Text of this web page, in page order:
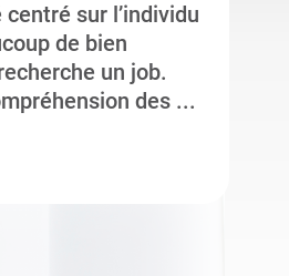
sur l’individu
de bien
un job.
des ...